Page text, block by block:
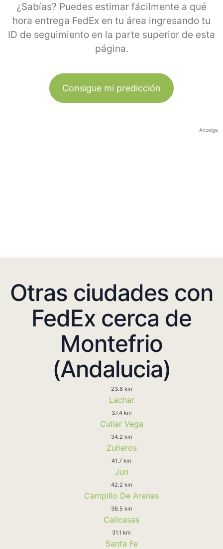
¿Sabías? Puedes estimar fácilmente a qué
hora entrega FedEx en tu área ingresando tu
ID de seguimiento en la parte superior de esta
página.
Consigue mi predicción
Anzeige
Otras ciudades con
FedEx cerca de
Montefrio
(Andalucia)
23.8 km
Lachar
37.4 km
Cullar Vega
34.2 km
Zuheros
41.7 km
Jun
42.2 km
Campillo De Arenas
36.5 km
Calicasas
31.1 km
Santa Fe